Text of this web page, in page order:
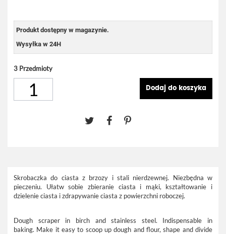
Produkt dostępny w magazynie.
Wysyłka w 24H
3 Przedmioty
Dodaj do koszyka
Skrobaczka do ciasta z brzozy i stali nierdzewnej. Niezbędna w
pieczeniu. Ułatw sobie zbieranie ciasta i mąki, kształtowanie i
dzielenie ciasta i zdrapywanie ciasta z powierzchni roboczej.
Dough scraper in birch and stainless steel. Indispensable
in
baking. Make it easyto scoop up dough and flour, shape anddivide